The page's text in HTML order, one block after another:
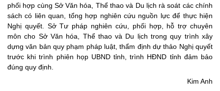
phối hợp cùng Sở Văn hóa, Thể thao và Du lịch rà soát các chính
sách có liên quan, tổng hợp nghiên cứu nguồn lực để thực hiện
Nghị quyết. Sở Tư pháp nghiên cứu, phối hợp, hỗ trợ chuyên
môn cho Sở Văn hóa, Thể thao và Du lịch trong quy trình xây
dựng văn bản quy phạm pháp luật, thẩm định dự thảo Nghị quyết
trước khi trình phiên họp UBND tỉnh, trình HĐND tỉnh đảm bảo
đúng quy định.
Kim Anh